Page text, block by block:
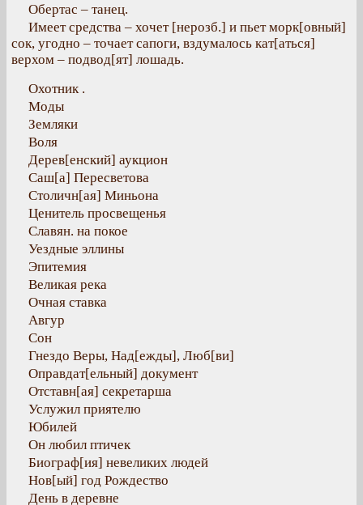
Обертас – танец.
Имеет средства – хочет [нерозб.] и пьет морк[овный]
сок, угодно – точает сапоги, вздумалось кат[аться]
верхом – подвод[ят] лошадь.
Охотник .
Моды
Земляки
Воля
Дерев[енский] аукцион
Саш[а] Пересветова
Столичн[ая] Миньона
Ценитель просвещенья
Славян. на покое
Уездные эллины
Эпитемия
Великая река
Очная ставка
Авгур
Сон
Гнездо Веры, Над[ежды], Люб[ви]
Оправдат[ельный] документ
Отставн[ая] секретарша
Услужил приятелю
Юбилей
Он любил птичек
Биограф[ия] невеликих людей
Нов[ый] год Рождество
День в деревне